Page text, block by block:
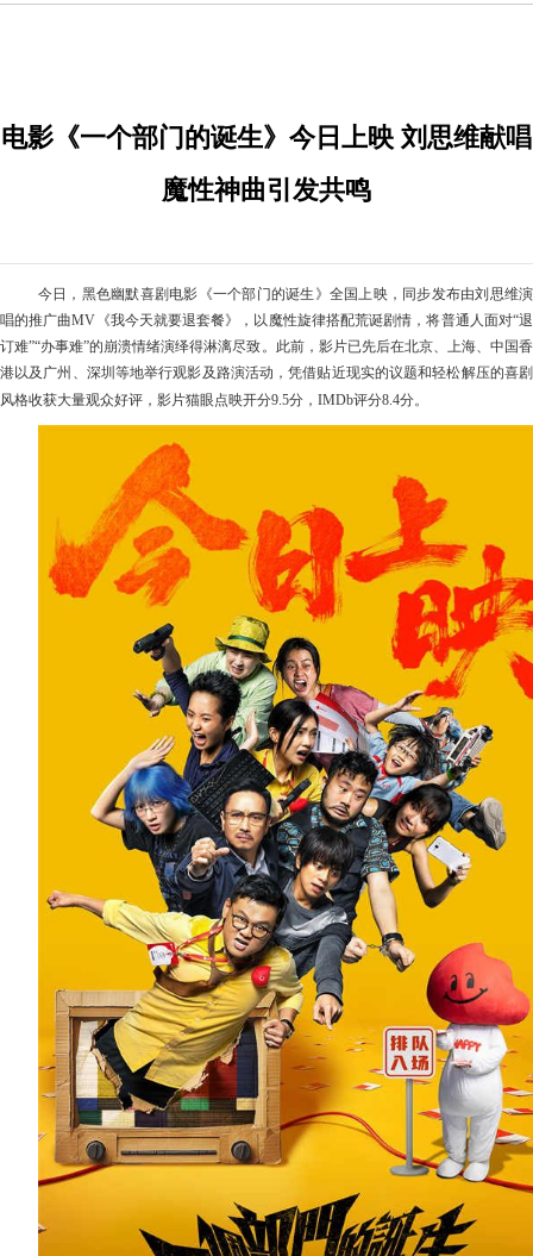
电影《一个部门的诞生》今日上映 刘思维献唱
魔性神曲引发共鸣
今日，黑色幽默喜剧电影《一个部门的诞生》全国上映，同步发布由刘思维演
唱的推广曲MV《我今天就要退套餐》，以魔性旋律搭配荒诞剧情，将普通人面对“退
订难”“办事难”的崩溃情绪演绎得淋漓尽致。此前，影片已先后在北京、上海、中国香
港以及广州、深圳等地举行观影及路演活动，凭借贴近现实的议题和轻松解压的喜剧
风格收获大量观众好评 ， 影片猫眼点映开分9.5分，IMDb评分8.4分。